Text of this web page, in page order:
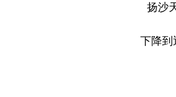
扬沙
下降到